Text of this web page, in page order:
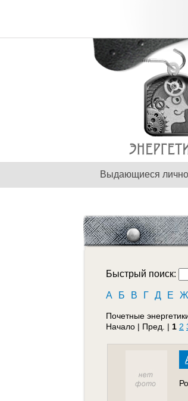
Выдающиеся
Быстрый поиск:
А Б В Г Д Е Ж
Почетные
Начало | Пред. | 1 2